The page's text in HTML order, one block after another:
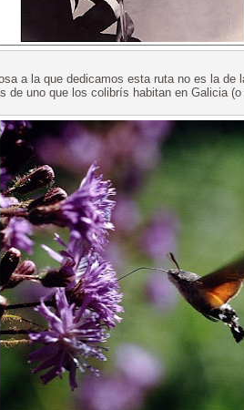
a la que dedicamos esta ruta no es la
de uno que los colibrís habitan en Galicia (o